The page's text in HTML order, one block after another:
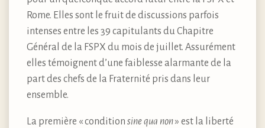
Rome. Elles sont le fruit de discussions parfois
intenses entre les 39 capitulants du Chapitre
Général de la FSPX du mois de juillet. Assurément
elles témoignent d’une faiblesse alarmante de la
part des chefs de la Fraternité pris dans leur
ensemble.
La première « condition sine qua non» est la liberté